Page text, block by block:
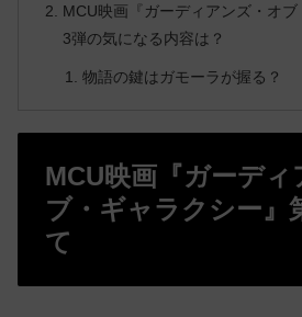
MCU映画『ガーディアンズ・オ
3弾の気になる内容は？
物語の鍵はガモーラが握る？
MCU映画『ガーディ
ブ・ギャラクシー』
て